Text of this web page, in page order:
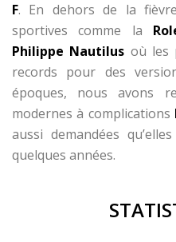
F. En dehors de la
sportives comme la
Philippe Nautilus où les
records pour des
époques, nous avons
modernes à complications
aussi demandées
quelques années.